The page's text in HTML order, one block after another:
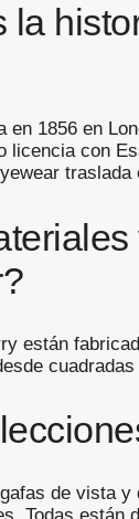
la
en 1856 en
licencia con
están
de vista